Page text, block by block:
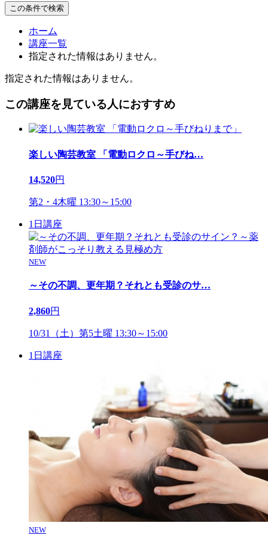
この条件で検索
ホーム
講座一覧
指定された情報はありません。
指定された情報はありません。
この講座を見ている人におすすめ
楽しい陶芸教室 「電動ロクロ～手びね…
14,520円
第2・4木曜 13:30～15:00
1日講座
NEW
～その不調、更年期？それとも受診のサ…
2,860円
10/31（土）第5土曜 13:30～15:00
1日講座
NEW